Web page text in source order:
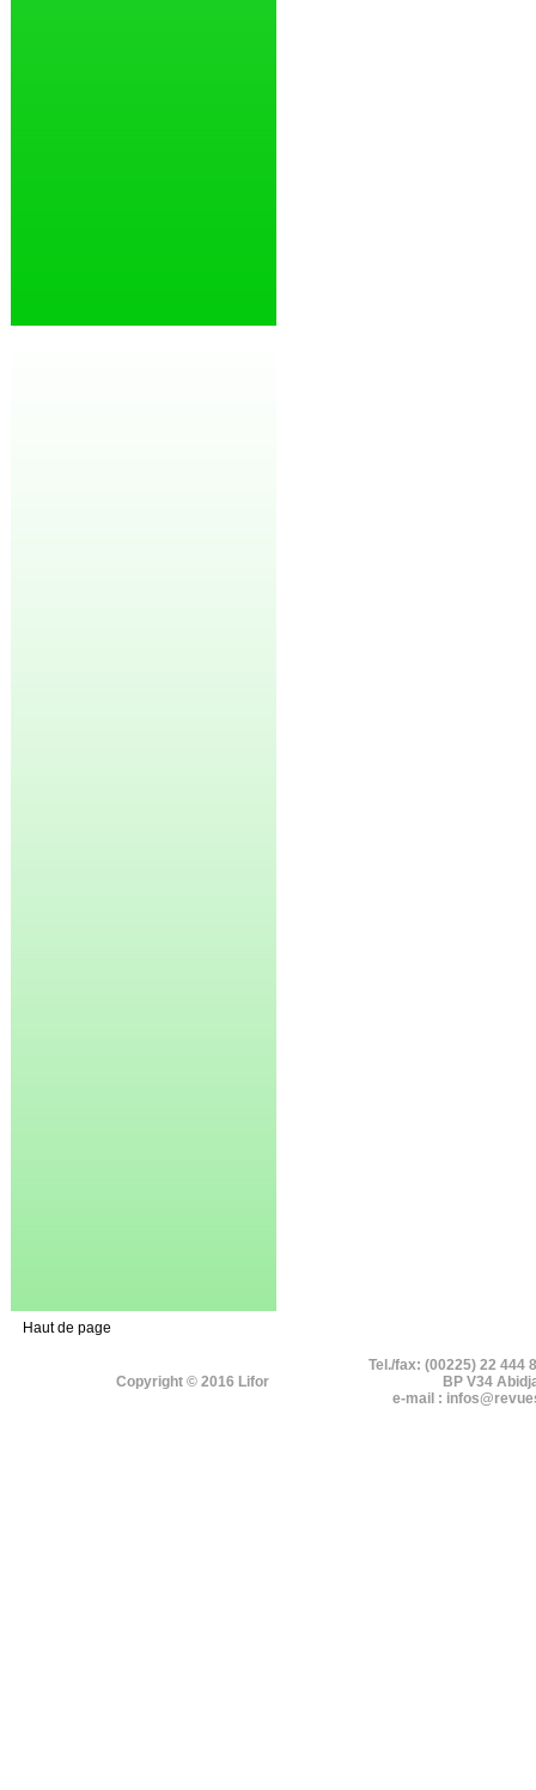
Haut de page
Copyright © 2016 Lifor
Tel./fax: (00225) 22 444
BP V34
e-mail :